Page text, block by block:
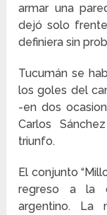
armar una
dejó solo
definiera sin
Tucumán se
los goles del
-en dos
Carlos
triunfo.
El conjunto
regreso a la
argentino. La